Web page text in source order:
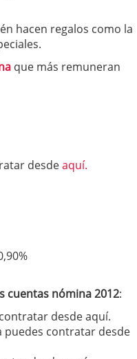
hacen regalos como la
que más remuneran
desdeaquí.
cuentas nómina 2012:
desde aquí.
puedes contratar desde